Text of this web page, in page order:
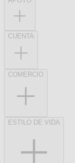
CUENTA
COMERCIO
ESTILO DE VIDA